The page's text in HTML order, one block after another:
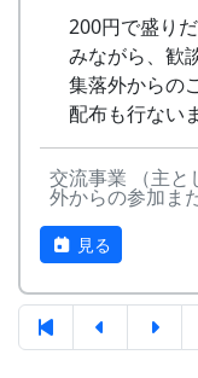
毎年曲を創り
夏のイメージ
水田に降り注ぐ
支えているの
ベント」でした
収穫祭にて
7
蒼い⾵〜
⽥'99〜
⾥へ
9 棚⽥の四
10
この町で
11
⻩⾦の海
5
メシアと
ンド
-
メシアと
ンド
ンド
200円で盛り
みながら、歓
集落外からの
配布も行ない
交流事業 （主と
外からの参加ま
見る